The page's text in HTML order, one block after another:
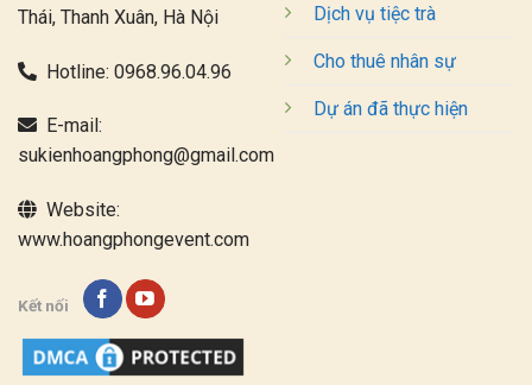
Thái, Thanh Xuân, Hà Nội
Hotline: 0968.96.04.96
E-mail:
sukienhoangphong@gmail.com
Website:
www.hoangphongevent.com
Kết nối
Dịch vụ tiệc trà
Cho thuê nhân sự
Dự án đã thực hiện